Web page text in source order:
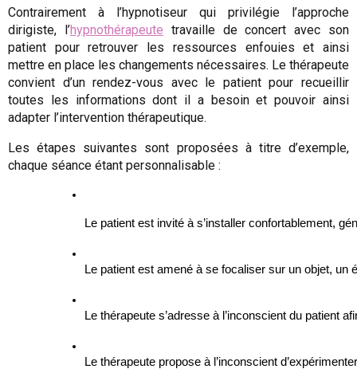
Contrairement à l’hypnotiseur qui privilégie l’approche
dirigiste, l’hypnothérapeute travaille de concert avec son
patient pour retrouver les ressources enfouies et ainsi
mettre en place les changements nécessaires. Le thérapeute
convient d’un rendez-vous avec le patient pour recueillir
toutes les informations dont il a besoin et pouvoir ainsi
adapter l’intervention thérapeutique.
Les étapes suivantes sont proposées à titre d’exemple,
chaque séance étant personnalisable :
Le patient est invité à s’installer confortablement,
Le patient est amené à se focaliser sur un objet,
Le thérapeute s’adresse à l’inconscient du patient
Le thérapeute propose à l’inconscient